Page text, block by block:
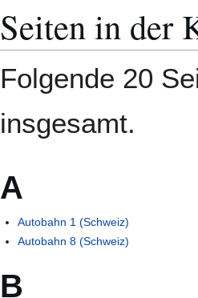
Seiten in der
Folgende 20
insgesamt.
A
Autobahn 1 (Schweiz)
Autobahn 8 (Schweiz)
B